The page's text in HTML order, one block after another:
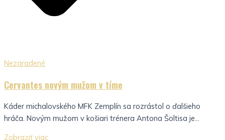
Nezaradené
Cervantes novým mužom v tíme
Káder michalovského MFK Zemplín sa rozrástol o ďalšieho
hráča. Novým mužom v košiari trénera Antona Šoltisa je...
Zobraziť viac